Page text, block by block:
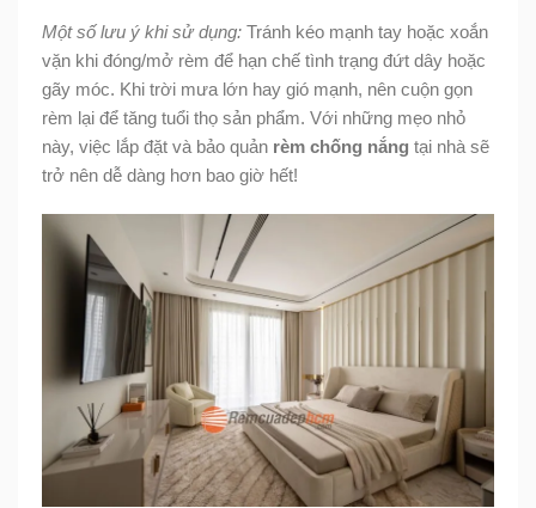
Một số lưu ý khi sử dụng: Tránh kéo mạnh tay hoặc xoắn
vặn khi đóng/mở rèm để hạn chế tình trạng đứt dây hoặc
gãy móc. Khi trời mưa lớn hay gió mạnh, nên cuộn gọn
rèm lại để tăng tuổi thọ sản phẩm. Với những mẹo nhỏ
này, việc lắp đặt và bảo quản rèm chống nắng tại nhà sẽ
trở nên dễ dàng hơn bao giờ hết!